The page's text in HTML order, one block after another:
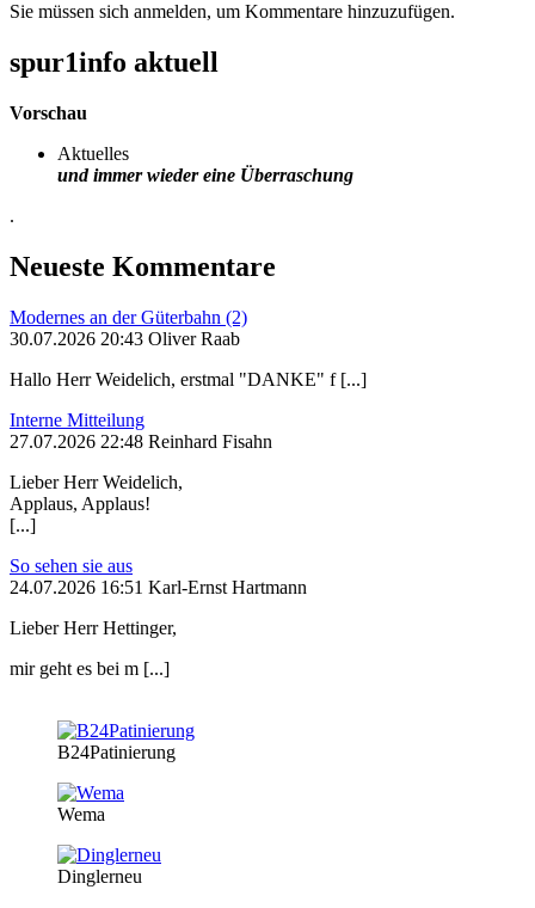
Sie müssen sich anmelden, um Kommentare hinzuzufügen.
spur1info aktuell
Vorschau
Aktuelles
und immer wieder eine Überraschung
.
Neueste Kommentare
Modernes an der Güterbahn (2)
30.07.2026 20:43 Oliver Raab
Hallo Herr Weidelich, erstmal "DANKE" f [...]
Interne Mitteilung
27.07.2026 22:48 Reinhard Fisahn
Lieber Herr Weidelich,
Applaus, Applaus!
[...]
So sehen sie aus
24.07.2026 16:51 Karl-Ernst Hartmann
Lieber Herr Hettinger,
mir geht es bei m [...]
B24Patinierung
Wema
Dinglerneu